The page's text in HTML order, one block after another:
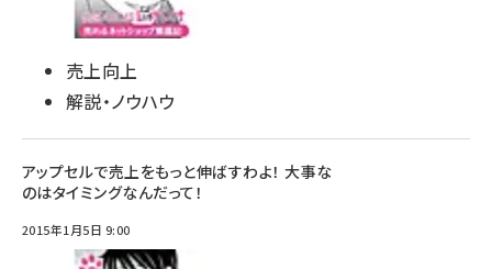
売上向上
解説・ノウハウ
アップセルで売上をもっと伸ばすわよ！ 大事な
のはタイミングなんだって！
2015年1月5日 9:00